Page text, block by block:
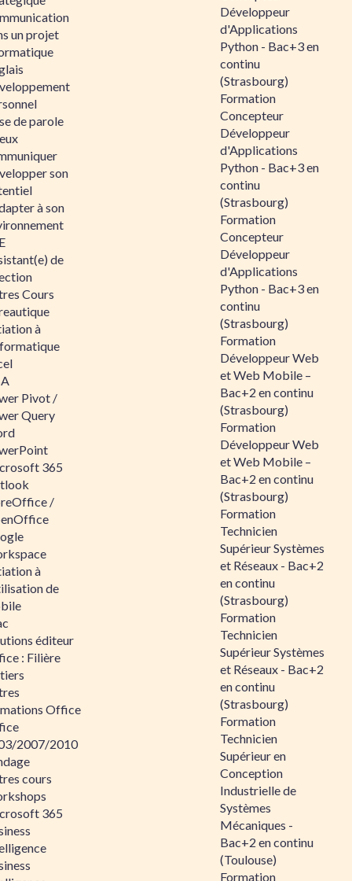
un projet
de parole
son
à son
de
Cours
à
Pivot /
Query
365
/
à
de
éditeur
: Filière
Office
2007/2010
cours
365
Développeur
d'Applications
Python - Bac+3 en
continu
(Strasbourg)
Formation
Concepteur
Développeur
d'Applications
Python - Bac+3 en
continu
(Strasbourg)
Formation
Concepteur
Développeur
d'Applications
Python - Bac+3 en
continu
(Strasbourg)
Formation
Développeur Web
et Web Mobile –
Bac+2 en continu
(Strasbourg)
Formation
Développeur Web
et Web Mobile –
Bac+2 en continu
(Strasbourg)
Formation
Technicien
Supérieur Systèmes
et Réseaux - Bac+2
en continu
(Strasbourg)
Formation
Technicien
Supérieur Systèmes
et Réseaux - Bac+2
en continu
(Strasbourg)
Formation
Technicien
Supérieur en
Conception
Industrielle de
Systèmes
Mécaniques -
Bac+2 en continu
(Toulouse)
Formation